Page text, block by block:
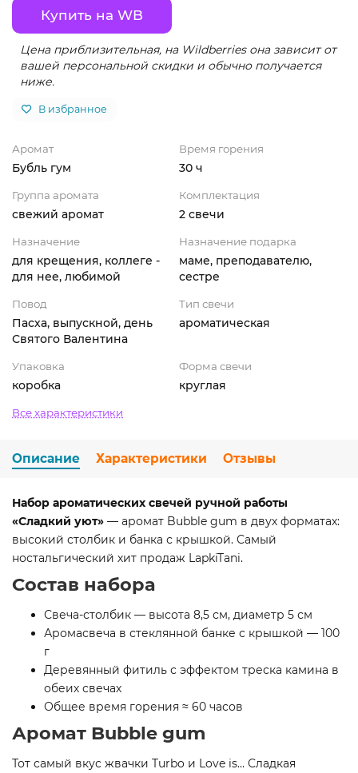
Купить на WB
Цена приблизительная, на Wildberries она зависит от
вашей персональной скидки и обычно получается
ниже.
В избранное
Аромат
Бубль гум
Время горения
30 ч
Группа аромата
свежий аромат
Комплектация
2 свечи
Назначение
для крещения, коллеге -
для нее, любимой
Назначение подарка
маме, преподавателю,
сестре
Повод
Пасха, выпускной, день
Святого Валентина
Тип свечи
ароматическая
Упаковка
коробка
Форма свечи
круглая
Все характеристики
Описание Характеристики Отзывы
Набор ароматических свечей ручной работы
«Сладкий уют» — аромат Bubble gum в двух форматах:
высокий столбик и банка с крышкой. Самый
ностальгический хит продаж LapkiTani.
Состав набора
Свеча-столбик — высота 8,5 см, диаметр 5 см
Аромасвеча в стеклянной банке с крышкой — 100
г
Деревянный фитиль с эффектом треска камина в
обеих свечах
Общее время горения ≈ 60 часов
Аромат Bubble gum
Тот самый вкус жвачки Turbo и Love is… Сладкая